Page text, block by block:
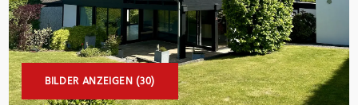
BILDER ANZEIGEN (30)